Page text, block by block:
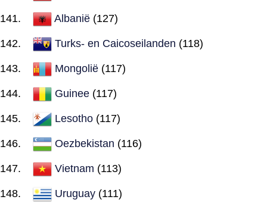
Albanië (127)
Turks- en Caicoseilanden (118)
Mongolië (117)
Guinee (117)
Lesotho (117)
Oezbekistan (116)
Vietnam (113)
Uruguay (111)